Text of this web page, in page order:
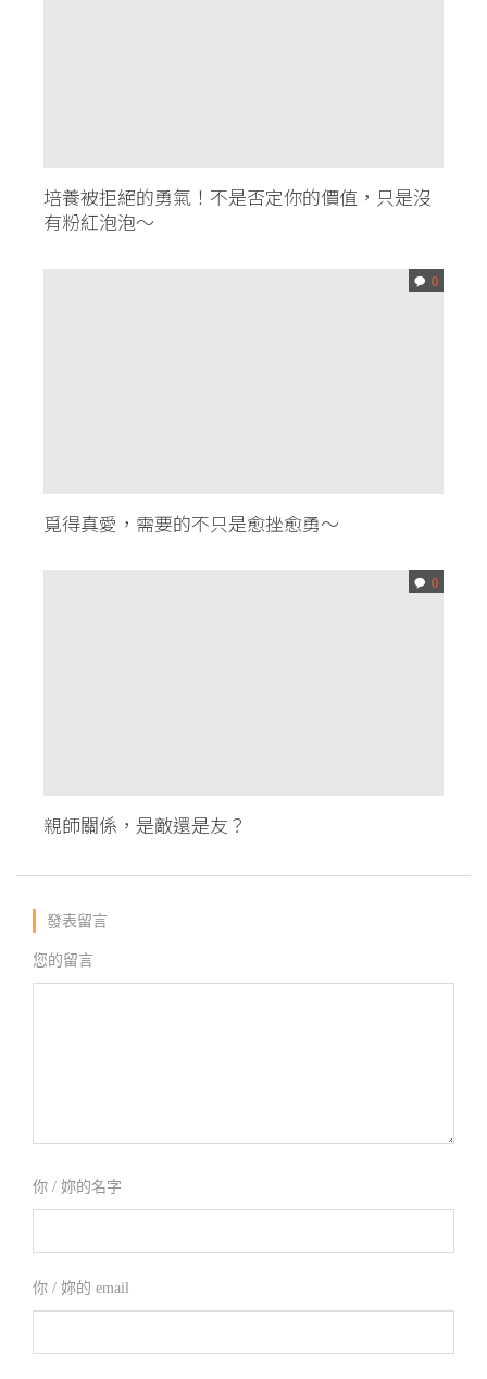
培養被拒絕的勇氣！不是否定你的價值，只是沒
有粉紅泡泡～
0
覓得真愛，需要的不只是愈挫愈勇～
0
親師關係，是敵還是友？
發表留言
您的留言
你 / 妳的名字
你 / 妳的 email